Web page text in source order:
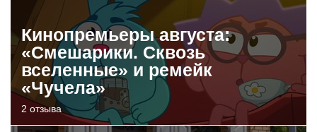
Кинопремьеры августа:
«Смешарики. Сквозь
вселенные» и ремейк
«Чучела»
2 отзыва